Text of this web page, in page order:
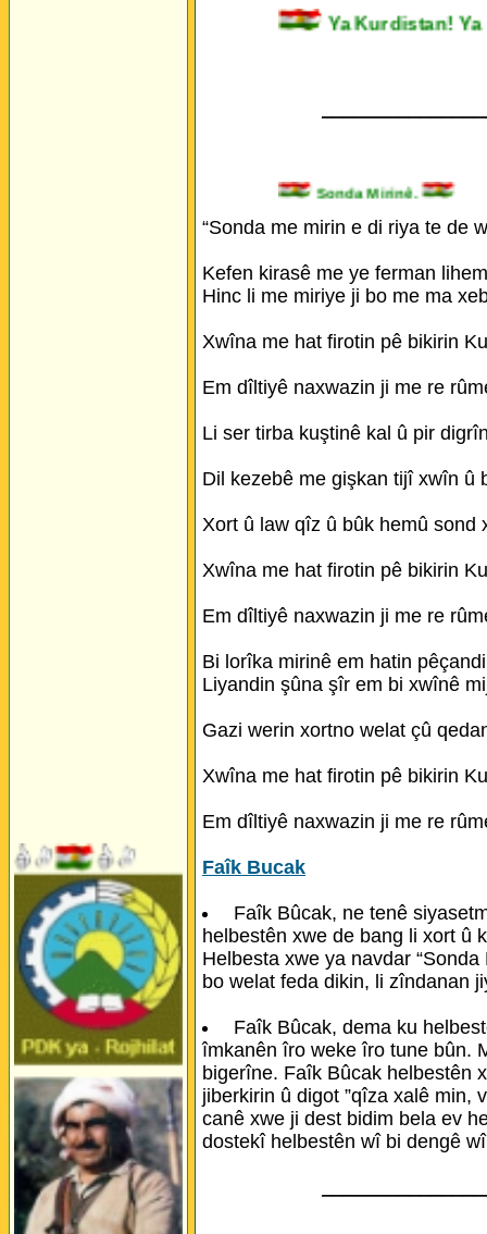
Ya Kurdistan!
Sonda Mirinê.
“Sonda me mirin e di riya te de
Kefen kirasê me ye ferman
Hinc li me miriye ji bo me ma
Xwîna me hat firotin pê bikirin
Em dîltiyê naxwazin ji me re
Li ser tirba kuştinê kal û pir
Dil kezebê me gişkan tijî xwîn û
Xort û law qîz û bûk hemû sond
Xwîna me hat firotin pê bikirin
Em dîltiyê naxwazin ji me re
Bi lorîka mirinê em hatin
Liyandin şûna şîr em bi xwînê
Gazi werin xortno welat çû
Xwîna me hat firotin pê bikirin
Em dîltiyê naxwazin ji me re
Faîk Bucak
Faîk Bûcak, ne tenê
helbestên xwe de bang li xort û
Helbesta xwe ya navdar
bo welat feda dikin, li zîndanan
Faîk Bûcak, dema ku
îmkanên îro weke îro tune bûn.
bigerîne. Faîk Bûcak helbestên
jiberkirin û digot ”qîza xalê min,
canê xwe ji dest bidim bela ev
dostekî helbestên wî bi dengê